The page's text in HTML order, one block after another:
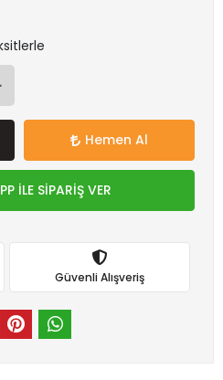
Hemen Al
İLE SİPARİŞ VER
Güvenli Alışveriş